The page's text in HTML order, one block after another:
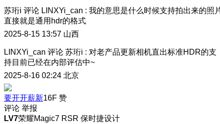
苏珩i 评论 LINXYi_can : 我的意思是什么时候支持拍出来的照
直接就是通用hdr的格式
2025-8-15 13:57 山西
LINXYi_can 评论 苏珩i : 对老产品更新相机直出标准HDR的支
持目前已经在内部评估中~
2025-8-16 02:24 北京
要开开薪新16F 赞
评论 举报
LV7荣耀Magic7 RSR 保时捷设计